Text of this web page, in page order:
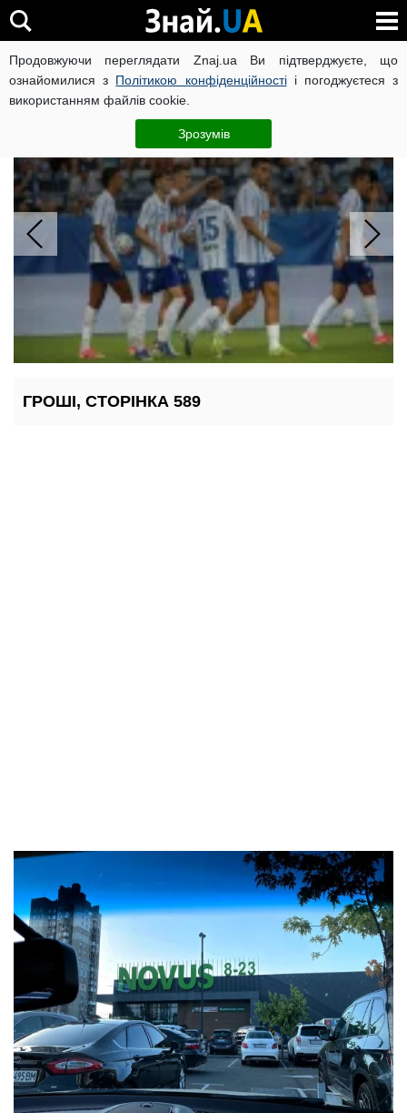
Продовжуючи переглядати Znaj.ua Ви підтверджуєте, що
ознайомилися з Політикою конфіденційностіі погоджуєтеся з
використанням файлів cookie.
Зрозумів
ВІЙНА РОСІЇ ПРОТИ УКРАЇНИ КОРОНАВІРУС В УКРАЇНІ
"Динамо" перемогло "Карабах" 1:0 у
Лізі конференцій: Пономаренко
забив на 10-й хвилині
ГРОШІ, СТОРІНКА 589